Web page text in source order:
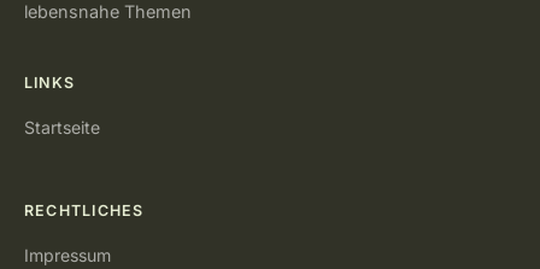
lebensnahe Themen
LINKS
Startseite
RECHTLICHES
Impressum